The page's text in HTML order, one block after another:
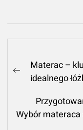
Nawigacja
wpisu
Previous
Materac –
idealnego
Wybór